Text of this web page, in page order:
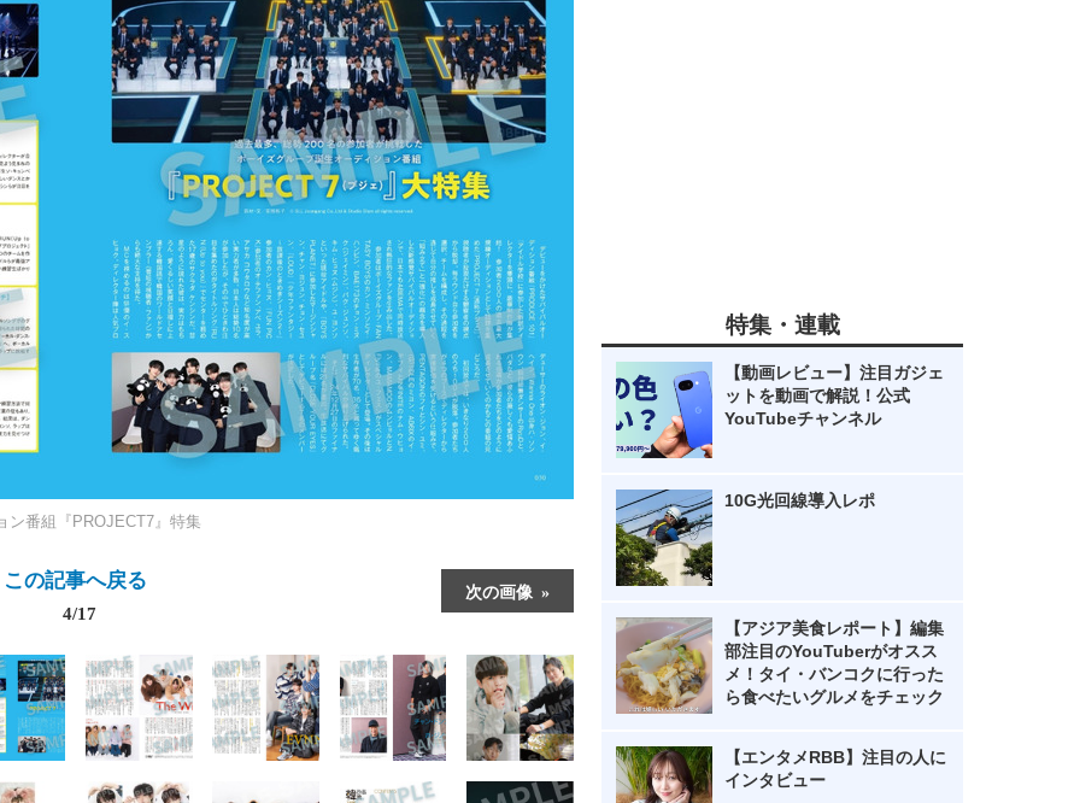
ン番組『PROJECT7』特集
次の画像
この記事へ戻る
4/17
特集・連載
【動画レビュー】注目ガジェ
ットを動画で解説！公式
YouTubeチャンネル
10G光回線導入レポ
【アジア美食レポート】編集
部注目のYouTuberがオスス
メ！タイ・バンコクに行った
ら食べたいグルメをチェック
【エンタメRBB】注目の人に
インタビュー